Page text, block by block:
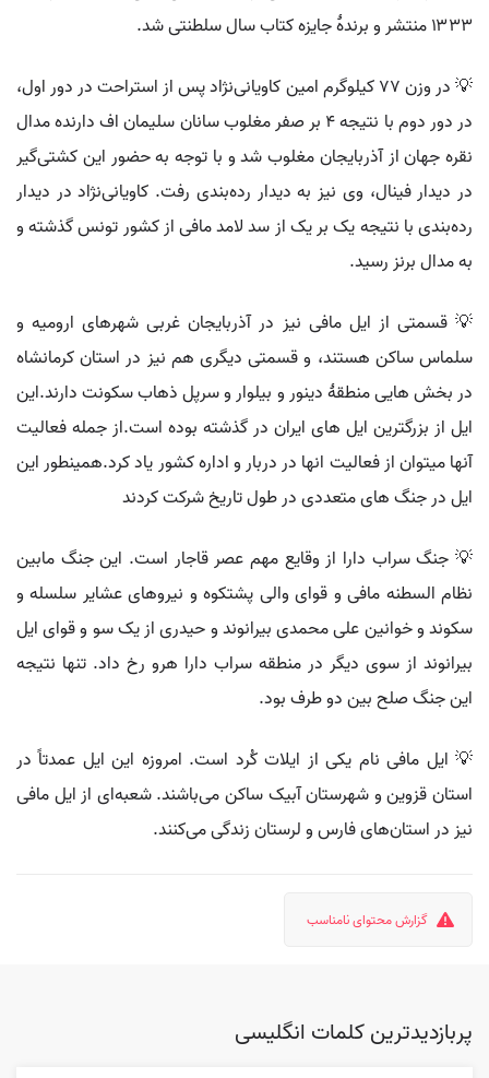
۱۳۳۳ منتشر و برندهٔ جایزه کتاب سال سلطنتی شد.
💡 در وزن ۷۷ کیلوگرم امین کاویانی‌نژاد پس از استراحت در دور اول،
در دور دوم با نتیجه ۴ بر صفر مغلوب سانان سلیمان اف دارنده مدال
نقره جهان از آذربایجان مغلوب شد و با توجه به حضور این کشتی‌گیر
در دیدار فینال، وی نیز به دیدار رده‌بندی رفت. کاویانی‌نژاد در دیدار
رده‌بندی با نتیجه یک بر یک از سد لامد مافی از کشور تونس گذشته و
به مدال برنز رسید.
💡 قسمتی از ایل مافی نیز در آذربایجان غربی شهرهای ارومیه و
سلماس ساکن هستند، و قسمتی دیگری هم نیز در استان کرمانشاه
در بخش هایی منطقهٔ دینور و بیلوار و سرپل ذهاب سکونت دارند.این
ایل از بزرگترین ایل های ایران در گذشته بوده است.از جمله فعالیت
آنها میتوان از فعالیت انها در دربار و اداره کشور یاد کرد.همینطور این
ایل در جنگ های متعددی در طول تاریخ شرکت کردند
💡 جنگ سراب دارا از وقایع مهم عصر قاجار است. این جنگ مابین
نظام السطنه مافی و قوای والی پشتکوه و نیروهای عشایر سلسله و
سکوند و خوانین علی محمدی بیرانوند و حیدری از یک سو و قوای ایل
بیرانوند از سوی دیگر در منطقه سراب دارا هرو رخ داد. تنها نتیجه
این جنگ صلح بین دو طرف بود.
💡 ایل مافی نام یکی از ایلات کُرد است. امروزه این ایل عمدتاً در
استان قزوین و شهرستان آبیک ساکن می‌باشند. شعبه‌ای از ایل مافی
نیز در استان‌های فارس و لرستان زندگی می‌کنند.
گزارش محتوای نامناسب
پربازدیدترین کلمات انگلیسی